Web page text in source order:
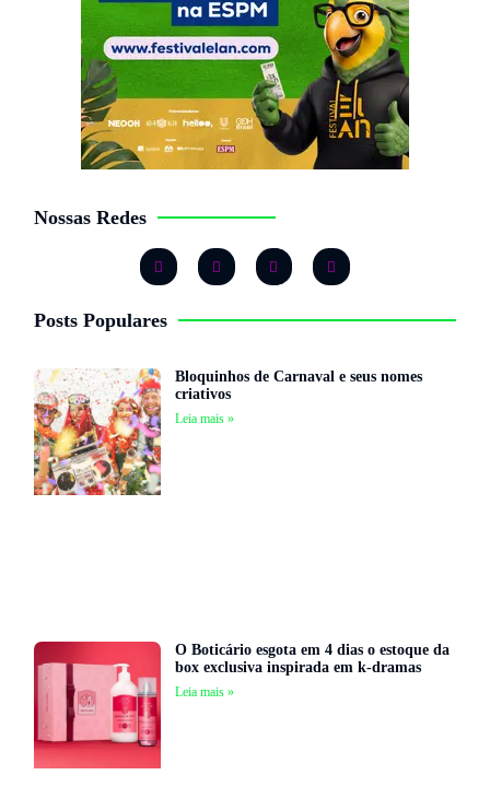
Nossas Redes
Posts Populares
Bloquinhos de Carnaval e seus nomes
criativos
Leia mais »
O Boticário esgota em 4 dias o estoque da
box exclusiva inspirada em k-dramas
Leia mais »